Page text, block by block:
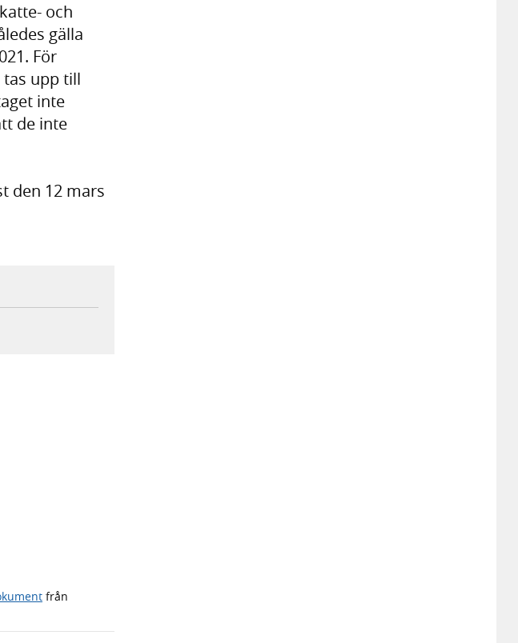
och
gälla
För
upp till
inte
de inte
den 12 mars
från